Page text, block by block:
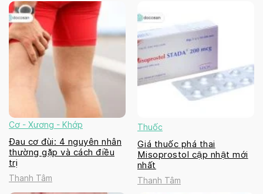
Cơ - Xương - Khớp
Đau cơ đùi: 4 nguyên nhân
thường gặp và cách điều
trị
Thanh Tâm
Thuốc
Giá thuốc phá thai
Misoprostol cập nhật mới
nhất
Thanh Tâm